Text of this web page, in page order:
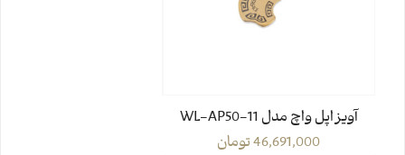
آویز اپل واچ مدل WL-AP50-11
46,691,000تومان